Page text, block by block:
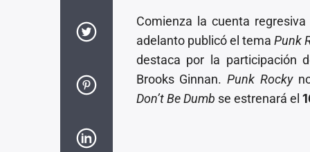
Comienza la cuenta
adelanto publicó el tema Punk
destaca por la participación
Brooks Ginnan.Punk Rocky
Don’t Be Dumb se estrenará el